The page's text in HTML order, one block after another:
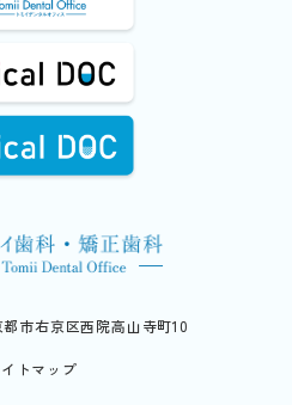
市右京区西院高山寺町10
トマップ